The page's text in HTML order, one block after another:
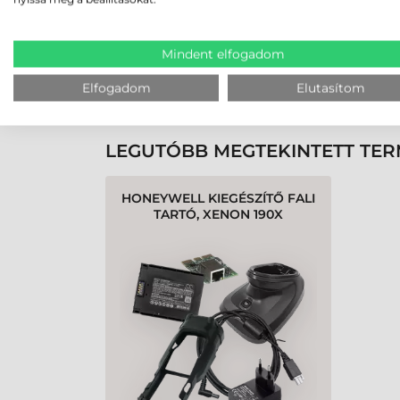
LEGUTÓBB MEGTEKINTETT
HONEYWELL KIEGÉSZÍTŐ FALI
TARTÓ, XENON 190X
Mindent elfogadom
Elfogadom Elutasítom